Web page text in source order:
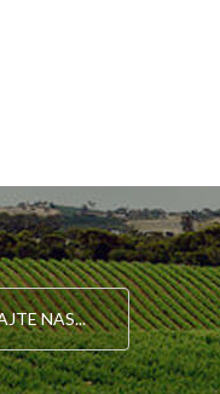
NAS...